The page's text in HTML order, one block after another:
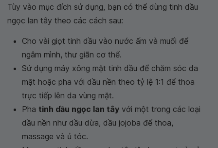
Tùy vào mục đích sử dụng, bạn có thể dùng tinh dầu
ngọc lan tây theo các cách sau:
Cho vài giọt tinh dầu vào nước ấm và muối để
ngâm mình, thư giãn cơ thể.
Sử dụng máy xông mặt tinh dầu để chăm sóc da
mặt hoặc pha với dầu nền theo tỷ lệ 1:1 để thoa
trực tiếp lên da vùng mặt.
Pha tinh dầu ngọc lan tây với một trong các loại
dầu nền như dầu dừa, dầu jojoba để thoa,
massage và ủ tóc.